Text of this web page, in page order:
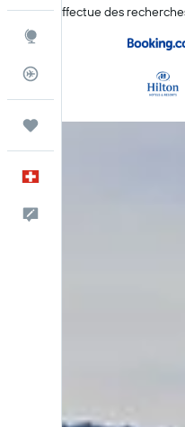
Trips
KAYAK effectue des